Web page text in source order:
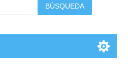
BÚSQUEDA